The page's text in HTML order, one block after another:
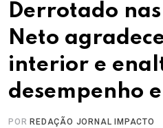
Derrotado
Neto
interior e
desempenho
POR REDAÇÃO JORNAL IMPACTO